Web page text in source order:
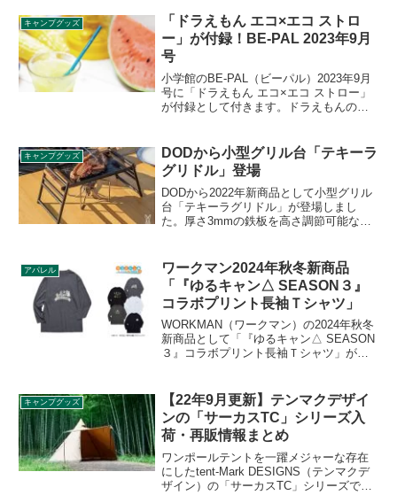
キャンプグッズ
「ドラえもん エコ×エコ ストロ
ー」が付録！BE-PAL 2023年9月
号
小学館のBE-PAL（ビーパル）2023年9月
号に「ドラえもん エコ×エコ ストロー」
が付録として付きます。ドラえもんのレ
違い、洗って何度でも使えるエコなスト
ローです。詳細をレビューします。
キャンプグッズ
DODから小型グリル台「テキーラ
グリドル」登場
DODから2022年新商品として小型グリル
台「テキーラグリドル」が登場しまし
た。厚さ3mmの鉄板を高さ調節可能なス
が統一されています。詳細をレビューし
ます。
アパレル
ワークマン2024年秋冬新商品
「『ゆるキャン△ SEASON３』
コラボプリント長袖Ｔシャツ」
WORKMAN（ワークマン）の2024年秋冬
新商品として「『ゆるキャン△ SEASON
３』コラボプリント長袖Ｔシャツ」が登
Tシャツで、2024年11月1日から店舗限定
販売となります。詳細をレビューしま
す。
キャンプグッズ
【22年9月更新】テンマクデザイ
ンの「サーカスTC」シリーズ入
荷・再販情報まとめ
ワンポールテントを一躍メジャーな存在
にしたtent-Mark DESIGNS（テンマクデ
ザイン）の「サーカスTC」シリーズです